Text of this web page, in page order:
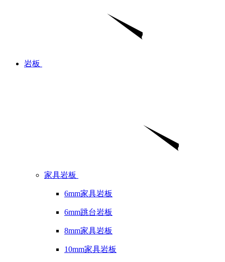
岩板
家具岩板
6mm家具岩板
6mm跳台岩板
8mm家具岩板
10mm家具岩板